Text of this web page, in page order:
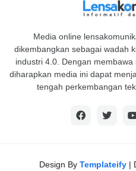
Media online
dikembangkan sebagai wadah
industri 4.0. Dengan
diharapkan media ini dapat
tengah perkembangan
Design By Templateify|